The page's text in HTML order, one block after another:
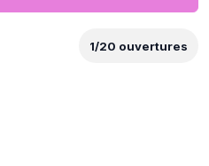
1/20 ouvertures